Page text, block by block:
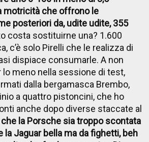
motricità che offrono le
posteriori da, udite udite, 355
costa sostituirne una? 1.600
c’è solo Pirelli che le realizza di
dispiace consumarle. A non
lo meno nella sessione di test,
dalla bergamasca Brembo,
a quattro pistoncini, che ho
anche dopo diverse staccate al
la Porsche sia troppo scontata
la Jaguar bella ma da fighetti, beh